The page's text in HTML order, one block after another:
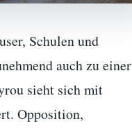
Schulen und
auch zu einer
sieht sich mit
Opposition,